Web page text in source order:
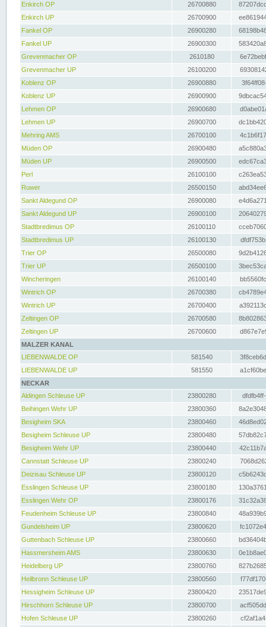
Enkirch OP
26700880
Enkirch UP
26700900
Fankel OP
26900280
Fankel UP
26900300
Grevenmacher OP
2610180
Grevenmacher UP
26100200
Koblenz OP
26900880
Koblenz UP
26900900
Lehmen OP
26900680
Lehmen UP
26900700
Mehring AMS
26700100
Müden OP
26900480
Müden UP
26900500
Perl
26100100
Ruwer
26500150
Sankt Aldegund OP
26900080
Sankt Aldegund UP
26900100
Stadtbredimus OP
26100110
Stadtbredimus UP
26100130
Trier OP
26500080
Trier UP
26500100
Wincheringen
26100140
Wintrich OP
26700380
Wintrich UP
26700400
Zeltingen OP
26700580
Zeltingen UP
26700600
MALZER KANAL
LIEBENWALDE OP
581540
LIEBENWALDE UP
581550
NECKAR
Aldingen Schleuse UP
23800280
Beihingen Wehr UP
23800360
Besigheim SKA
23800460
Besigheim Schleuse UP
23800480
Besigheim Wehr UP
23800440
Cannstatt Schleuse UP
23800240
Deizisau Schleuse UP
23800120
Esslingen Schleuse UP
23800180
Esslingen Wehr OP
23800176
Feudenheim Schleuse UP
23800840
Gundelsheim UP
23800620
Guttenbach Schleuse UP
23800660
Hassmersheim AMS
23800630
Heidelberg UP
23800760
Heilbronn Schleuse UP
23800560
Hessigheim Schleuse UP
23800420
Hirschhorn Schleuse UP
23800700
Hofen Schleuse UP
23800260